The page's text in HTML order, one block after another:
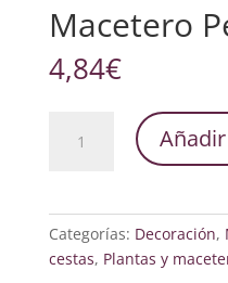
Macetero
4,84€
Categorías: Decoración,
cestas, Plantas y